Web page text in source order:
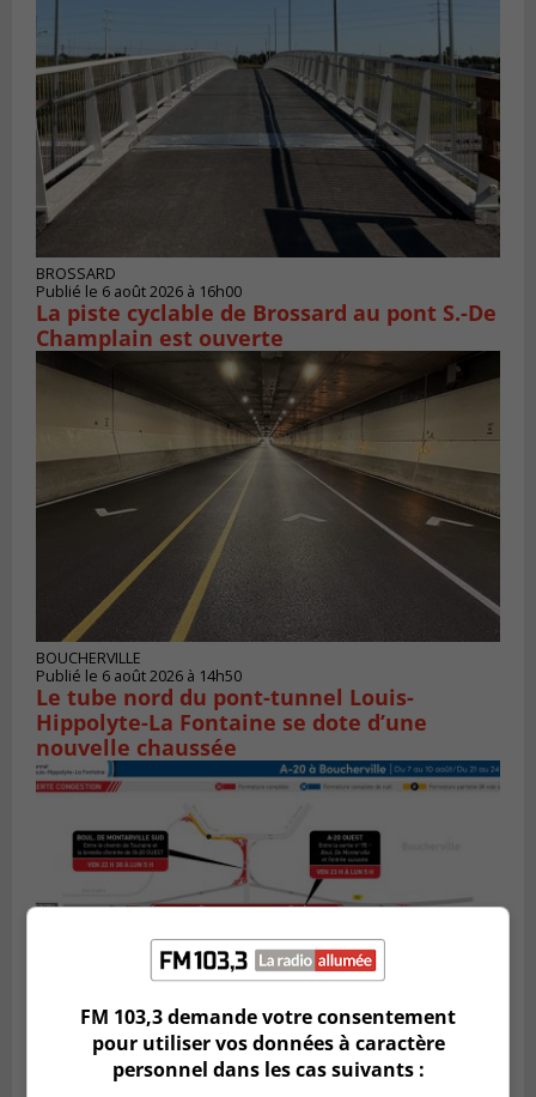
BROSSARD
Publié le 6 août 2026 à 16h00
La piste cyclable de Brossard au pont S.-De
Champlain est ouverte
BOUCHERVILLE
Publié le 6 août 2026 à 14h50
Le tube nord du pont-tunnel Louis-
Hippolyte-La Fontaine se dote d’une
nouvelle chaussée
BOUCHERVILLE
Publié le 5 août 2026 à 15h25
FM 103,3 demande votre consentement
pour utiliser vos données à caractère
personnel dans les cas suivants :